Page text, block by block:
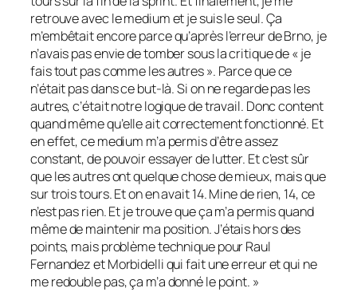
retrouve avec le medium et je suis le seul. Ça
m’embêtait encore parce qu’après l’erreur de Brno, je
n’avais pas envie de tomber sous la critique de « je
fais tout pas comme les autres ». Parce que ce
n’était pas dans ce but-là. Si on ne regarde pas les
autres, c’était notre logique de travail. Donc content
quand même qu’elle ait correctement fonctionné. Et
en effet, ce medium m’a permis d’être assez
constant, de pouvoir essayer de lutter. Et c’est sûr
que les autres ont quelque chose de mieux, mais que
sur trois tours. Et on en avait 14. Mine de rien, 14, ce
n’est pas rien. Et je trouve que ça m’a permis quand
même de maintenir ma position. J’étais hors des
points, mais problème technique pour Raul
Fernandez et Morbidelli qui fait une erreur et qui ne
me redouble pas, ça m’a donné le point. »